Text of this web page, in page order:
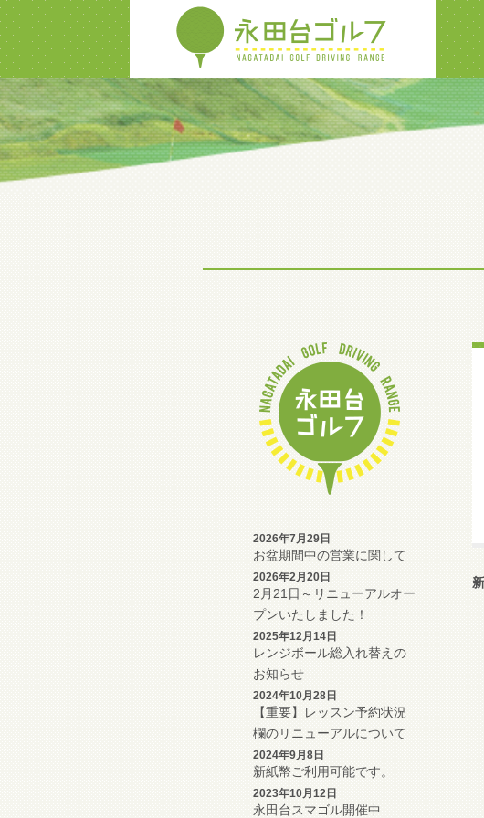
2026年7月29日
お盆期間中の営業に関して
2026年2月20日
2月21日～リニューアルオー
プンいたしました！
2025年12月14日
レンジボール総入れ替えの
お知らせ
2024年10月28日
【重要】レッスン予約状況
欄のリニューアルについて
2024年9月8日
新紙幣ご利用可能です。
2023年10月12日
永田台スマゴル開催中